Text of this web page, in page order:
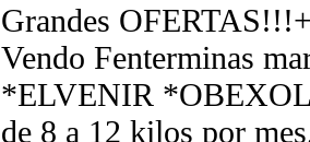
Grandes
Vendo Fenterminas
*ELVENIR
de 8 a 12 kilos por